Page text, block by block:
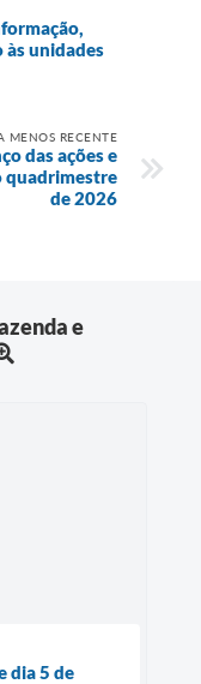
às unidades
MENOS RECENTE
das ações e
quadrimestre
de 2026
e
dia 5 de